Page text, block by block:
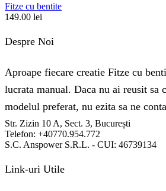
Fitze cu bentite
149.00 lei
Despre Noi
Aproape fiecare creatie Fitze cu
lucrata manual. Daca nu ai reusit sa
modelul preferat, nu ezita sa ne
Str. Zizin 10 A, Sect. 3, București
Telefon: +40770.954.772
S.C. Anspower S.R.L. - CUI: 46739134
Link-uri Utile